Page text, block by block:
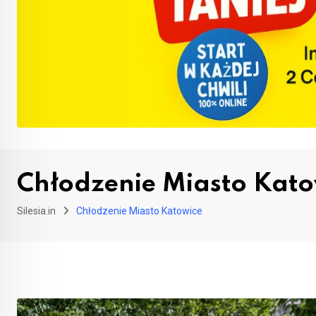
Chłodzenie Miasto
Silesia.in Chłodzenie Miasto Katowice